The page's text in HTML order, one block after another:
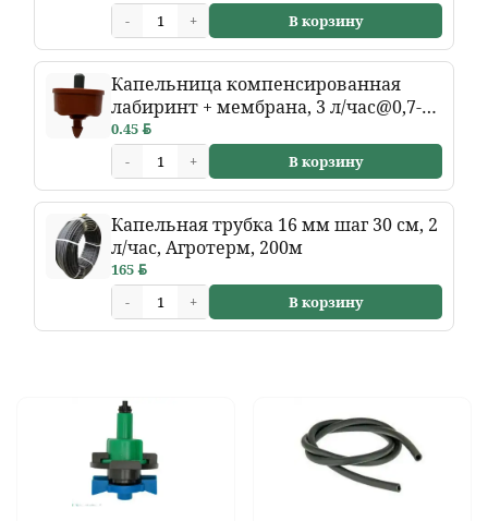
- + В корзину
Капельница компенсированная
лабиринт + мембрана, 3 л/час@0,7-
5бар
0.45BYN
- + В корзину
Капельная трубка 16 мм шаг 30 см, 2
л/час, Агротерм, 200м
165BYN
- + В корзину